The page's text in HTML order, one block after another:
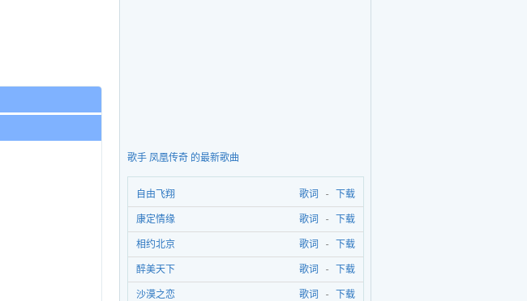
歌手 凤凰传奇 的最新歌曲
自由飞翔 歌词 - 下载
康定情缘 歌词 - 下载
相约北京 歌词 - 下载
醉美天下 歌词 - 下载
沙漠之恋 歌词 - 下载